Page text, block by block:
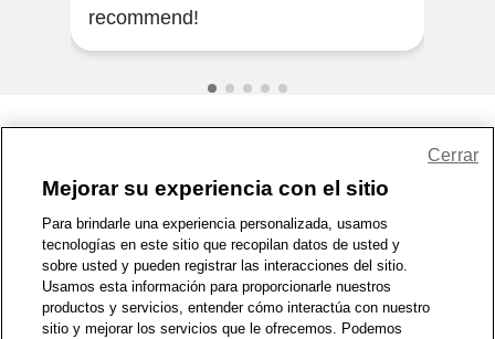
recommend!
1-800-679-9691 | Contáctenos | Términos de Uso | Accesibilidad
Política de Privacidad | WA Privacy Policy | Mapa del sitio
Zona de Bienestar | © 1999 - 2026 CVS.com
Mejorar su experiencia con el sitio
Para brindarle una experiencia personalizada, usamos
tecnologías en este sitio que recopilan datos de usted y
sobre usted y pueden registrar las interacciones del sitio.
Usamos esta información para proporcionarle nuestros
productos y servicios, entender cómo interactúa con nuestro
sitio y mejorar los servicios que le ofrecemos. Podemos
Cerrar